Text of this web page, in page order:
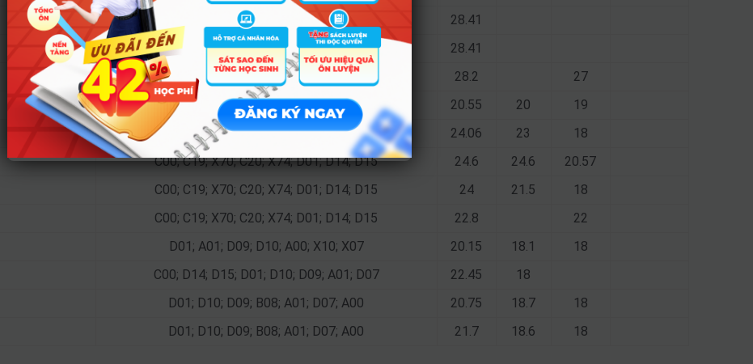
A00; A01; D07; X26; B00; D01
28.41
C00; D01; D14; D15; C03; C04
28.41
D01; D14; D15; D09; D10 28.2
27
D01; A01; D14; D15; D09; D10; D07 20.55 20
19
D04; D01; D14; D15; D09; D10 24.06 23
18
C00; C19; X70; C20; X74; D01; D14; D15 24.6 24.6
20.57
C00; C19; X70; C20; X74; D01; D14; D15 24 21.5
18
C00; C19; X70; C20; X74; D01; D14; D15 22.8
22
D01; A01; D09; D10; A00; X10; X07 20.15 18.1
18
C00; D14; D15; D01; D10; D09; A01; D07 22.45
18
D01; D10; D09; B08; A01; D07; A00 20.75 18.7
18
D01; D10; D09; B08; A01; D07; A00 21.7 18.6 18